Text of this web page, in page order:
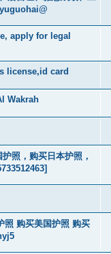
apply for legal
license,id card
Wakrah
照，购买日本护照，
照 购买美国护照 购买